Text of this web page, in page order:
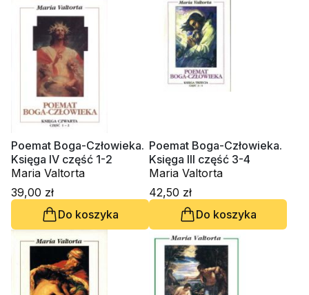
Poemat Boga-Człowieka.
Księga IV część 1-2
Maria Valtorta
39,00 zł
Do koszyka
Poemat Boga-Człowieka.
Księga III część 3-4
Maria Valtorta
42,50 zł
Do koszyka